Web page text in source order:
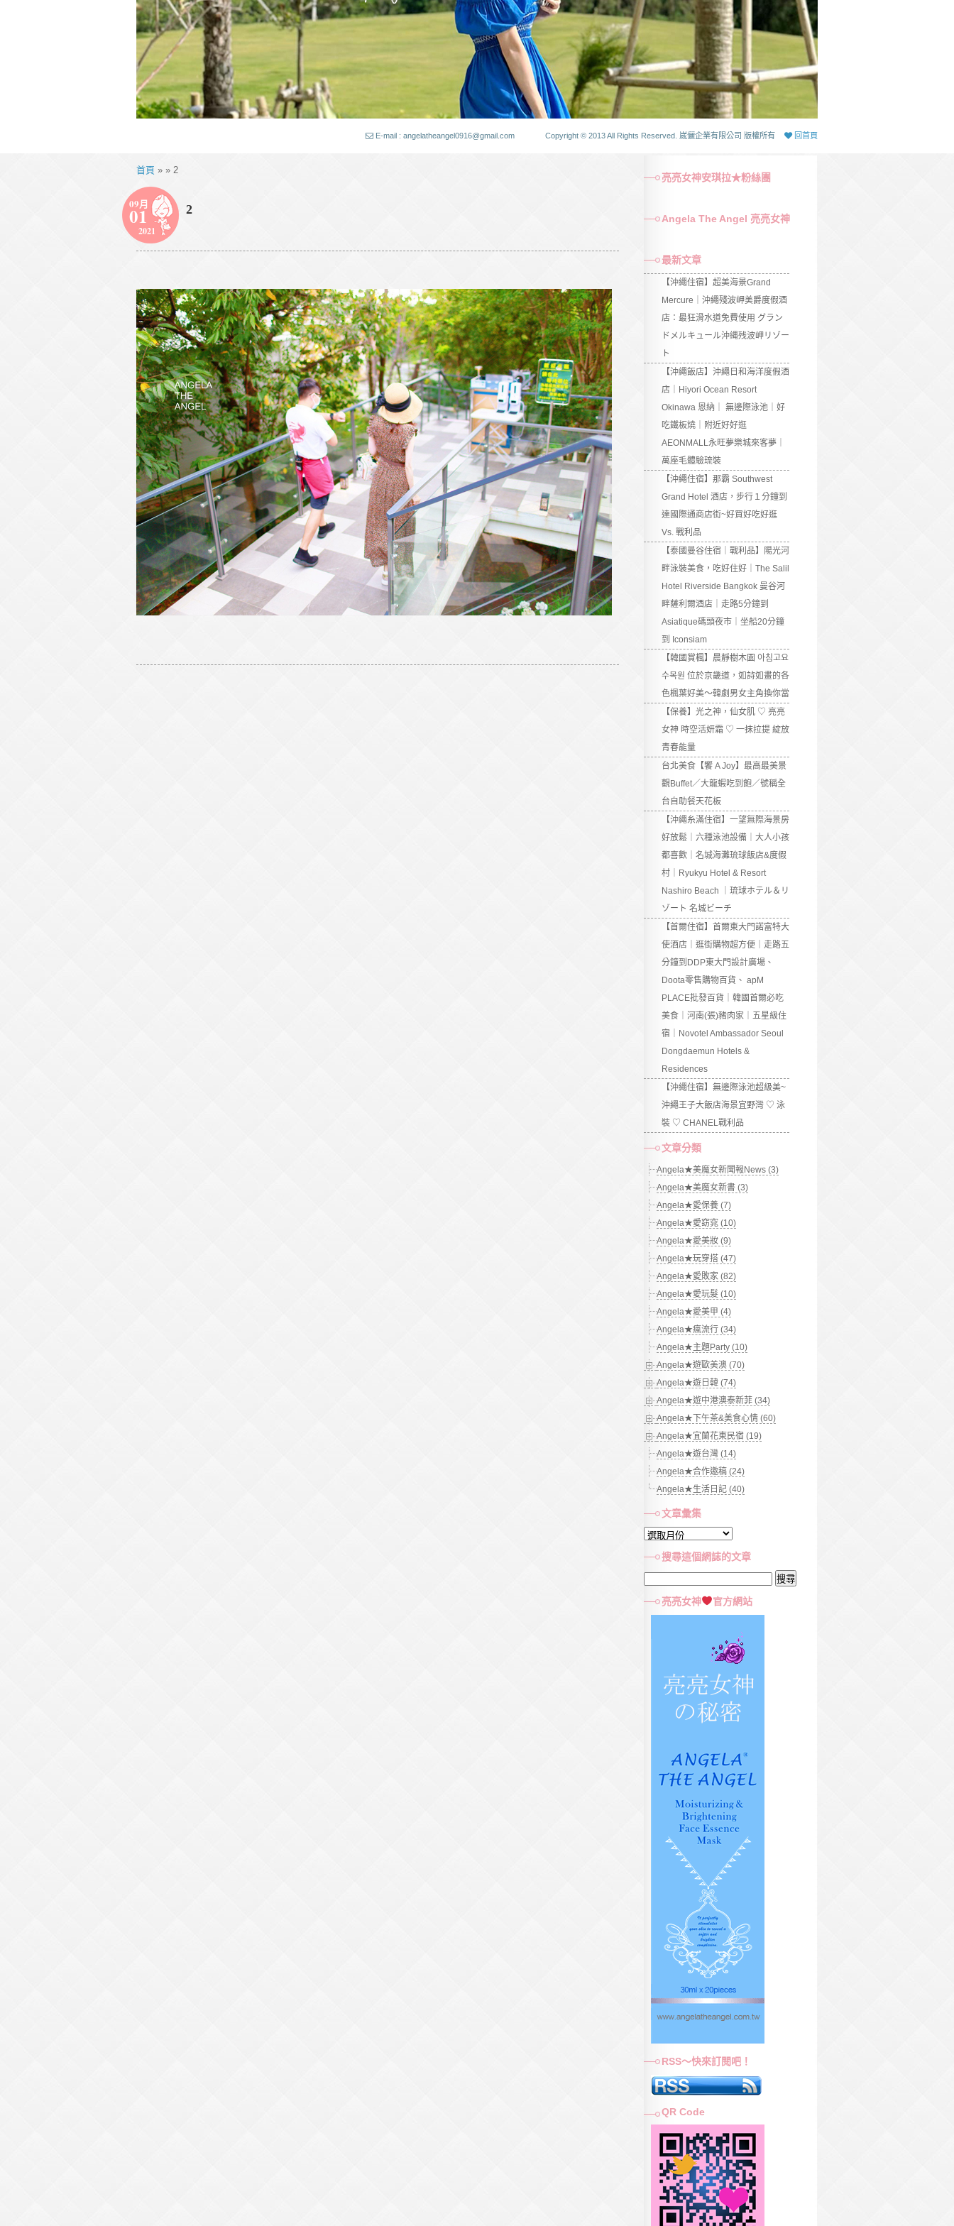
E-mail : angelatheangel0916@gmail.com Copyright © 2013 All Rights Reserved. 崴儷企業有限公司 版權所有 回首頁
首頁 » » 2
09月
01
2021
2
亮亮女神安琪拉★粉絲團
Angela The Angel 亮亮女神
最新文章
【沖繩住宿】超美海景Grand
Mercure｜沖繩殘波岬美爵度假酒
店：最狂滑水道免費使用 グラン
ドメルキュール沖縄残波岬リゾー
ト
【沖繩飯店】沖繩日和海洋度假酒
店｜Hiyori Ocean Resort
Okinawa 恩納｜ 無邊際泳池｜好
吃鐵板燒｜附近好好逛
AEONMALL永旺夢樂城來客夢｜
萬座毛體驗琉裝
【沖繩住宿】那霸 Southwest
Grand Hotel 酒店，步行１分鐘到
達國際通商店街~好買好吃好逛
Vs. 戰利品
【泰國曼谷住宿｜戰利品】陽光河
畔泳裝美食，吃好住好｜The Salil
Hotel Riverside Bangkok 曼谷河
畔薩利爾酒店｜走路5分鐘到
Asiatique碼頭夜市｜坐船20分鐘
到 Iconsiam
【韓國賞楓】晨靜樹木園 아침고요
수목원 位於京畿道，如詩如畫的各
色楓葉好美～韓劇男女主角換你當
【保養】光之神，仙女肌 ♡ 亮亮
女神 時空活妍霜 ♡ 一抹拉提 綻放
青春能量
台北美食【饗 A Joy】最高最美景
觀Buffet／大龍蝦吃到飽／號稱全
台自助餐天花板
【沖繩糸滿住宿】一望無際海景房
好放鬆｜六種泳池設備｜大人小孩
都喜歡｜名城海灘琉球飯店&度假
村｜Ryukyu Hotel & Resort
Nashiro Beach ｜琉球ホテル＆リ
ゾート 名城ビーチ
【首爾住宿】首爾東大門諾富特大
使酒店｜逛街購物超方便｜走路五
分鐘到DDP東大門設計廣場、
Doota零售購物百貨、 apM
PLACE批發百貨｜韓國首爾必吃
美食｜河南(張)豬肉家｜五星級住
宿｜Novotel Ambassador Seoul
Dongdaemun Hotels &
Residences
【沖繩住宿】無邊際泳池超級美~
沖繩王子大飯店海景宜野灣 ♡ 泳
裝 ♡ CHANEL戰利品
文章分類
Angela★美魔女新聞報News (3)
Angela★美魔女新書 (3)
Angela★愛保養 (7)
Angela★愛窈窕 (10)
Angela★愛美妝 (9)
Angela★玩穿搭 (47)
Angela★愛敗家 (82)
Angela★愛玩髮 (10)
Angela★愛美甲 (4)
Angela★瘋流行 (34)
Angela★主題Party (10)
Angela★遊歐美澳 (70)
Angela★遊日韓 (74)
Angela★遊中港澳泰新菲 (34)
Angela★下午茶&美食心情 (60)
Angela★宜蘭花東民宿 (19)
Angela★遊台灣 (14)
Angela★合作邀稿 (24)
Angela★生活日記 (40)
文章彙集
文
彙
集
搜尋這個網誌的文章
關
亮亮女神 官方網站
RSS～快來訂閱吧！
QR Code